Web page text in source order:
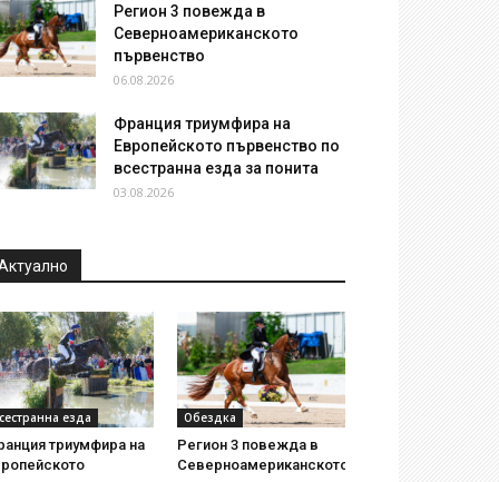
Регион 3 повежда в
Северноамериканското
първенство
06.08.2026
Франция триумфира на
Европейското първенство по
всестранна езда за понита
03.08.2026
езда
триумфира на
Обездка
Регион 3 повежда в
Северноамериканското